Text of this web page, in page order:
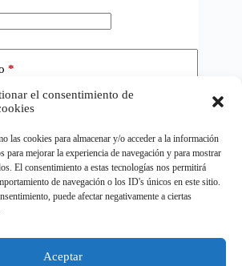
el consentimiento de
las cookies para almacenar y/o acceder a la información
para mejorar la experiencia de navegación y para mostrar
El consentimiento a estas tecnologías nos permitirá
de navegación o los ID's únicos en este sitio.
puede afectar negativamente a ciertas
Aceptar
*